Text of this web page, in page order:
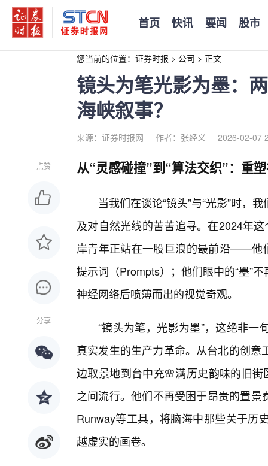
首页 快讯 要闻 股市
您当前的位置： 证券时报 > 公司 > 正文
镜头为笔光影为墨：
海峡叙事？
来源：证券时报网 作者：张经义 2026-02-07
点赞
分享
从“灵感碰撞”到“算法交织”：重
当我们在谈论“镜头”与“光影”时，
及对自然光线的苦苦追寻。在2024年
岸青年正站在一股巨浪的最前沿——他
提示词（Prompts）；他们眼中的“墨”
神经网络后喷薄而出的视觉奇观。
“镜头为笔，光影为墨”，这绝非
真实发生的生产力革命。从台北的创
边取景地到台中充🌸满历史韵味的旧
之间流行。他们不再受困于昂贵的置
Runway等工具，将脑海中那些关于历
越虚实的画卷。